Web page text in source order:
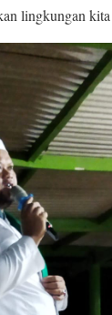
lingkungan